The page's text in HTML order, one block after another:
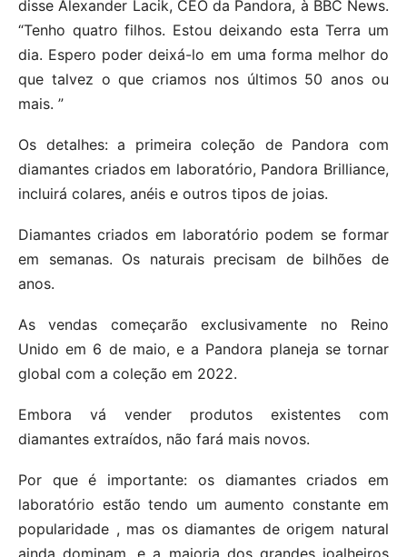
disse Alexander Lacik, CEO da Pandora, à BBC News.
“Tenho quatro filhos. Estou deixando esta Terra um
dia. Espero poder deixá-lo em uma forma melhor do
que talvez o que criamos nos últimos 50 anos ou
mais. ”
Os detalhes: a primeira coleção de Pandora com
diamantes criados em laboratório, Pandora Brilliance,
incluirá colares, anéis e outros tipos de joias.
Diamantes criados em laboratório podem se formar
em semanas. Os naturais precisam de bilhões de
anos.
As vendas começarão exclusivamente no Reino
Unido em 6 de maio, e a Pandora planeja se tornar
global com a coleção em 2022.
Embora vá vender produtos existentes com
diamantes extraídos, não fará mais novos.
Por que é importante: os diamantes criados em
laboratório estão tendo um aumento constante em
popularidade , mas os diamantes de origem natural
ainda dominam, e a maioria dos grandes joalheiros